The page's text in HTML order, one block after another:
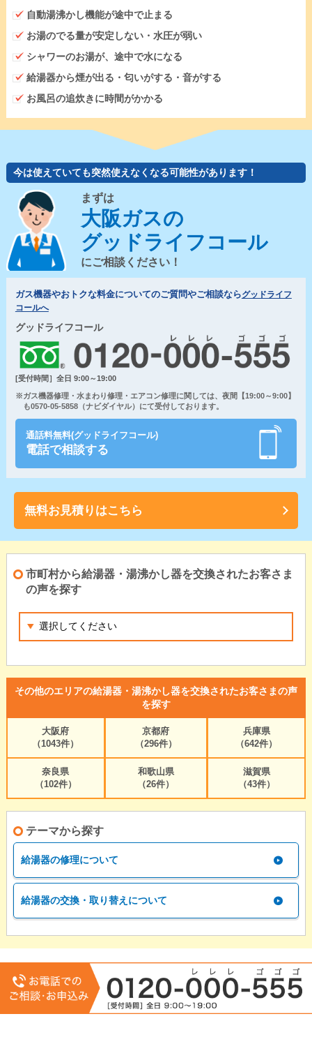
自動湯沸かし機能が途中で止まる
お湯のでる量が安定しない・水圧が弱い
シャワーのお湯が、途中で水になる
給湯器から煙が出る・匂いがする・音がする
お風呂の追炊きに時間がかかる
今は使えていても突然使えなくなる可能性があります！
まずは
大阪ガスの
グッドライフコール
にご相談ください！
ガス機器やおトクな料金についてのご質問やご相談ならグッドライフ
コールへ
グッドライフコール
[受付時間］全日 9:00～19:00
※ガス機器修理・水まわり修理・エアコン修理に関しては、夜間【19:00～9:00】
も0570-05-5858（ナビダイヤル）にて受付しております。
通話料無料(グッドライフコール)
電話で相談する
無料お見積りはこちら
市町村から給湯器・湯沸かし器を交換されたお客さま
の声を探す
その他のエリアの給湯器・湯沸かし器を交換されたお客さまの声
を探す
大阪府
（1043件）
京都府
（296件）
兵庫県
（642件）
奈良県
（102件）
和歌山県
（26件）
滋賀県
（43件）
テーマから探す
給湯器の修理について
給湯器の交換・取り替えについて